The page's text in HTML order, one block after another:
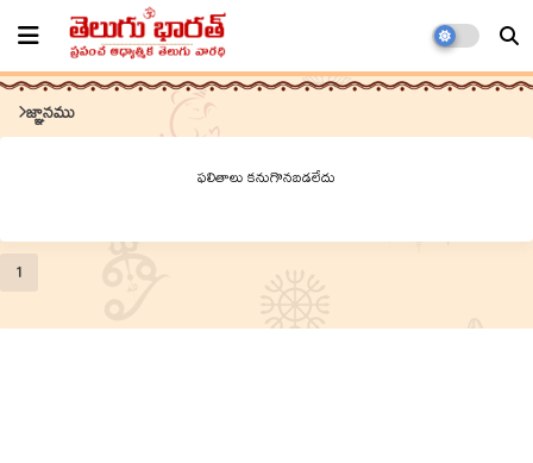
జ్ఞానము
ఫలితాలు కనుగొనబడలేదు
1